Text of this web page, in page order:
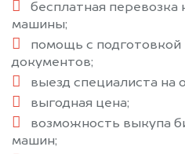
бесплатная перевозка
машины;
помощь с подготовкой
документов;
выезд специалиста на
выгодная цена;
возможность выкупа
машин;